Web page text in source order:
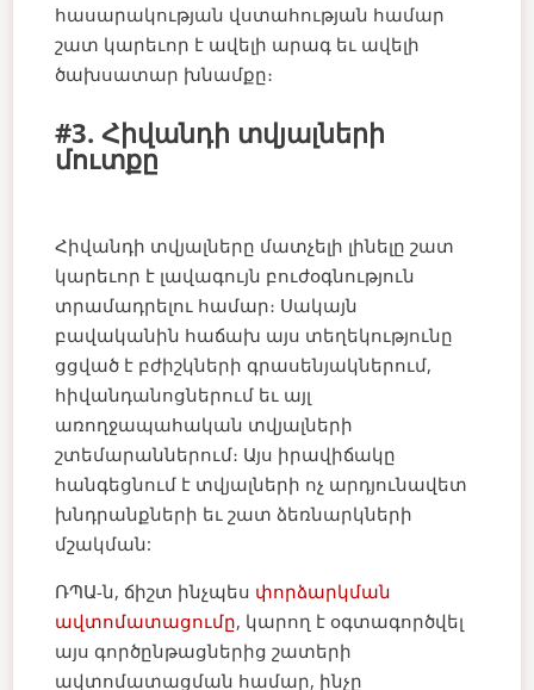
հասարակության վստահության համար
շատ կարեւոր է ավելի արագ եւ ավելի
ծախսատար խնամքը։
#3. Հիվանդի տվյալների
մուտքը
Հիվանդի տվյալները մատչելի լինելը շատ
կարեւոր է լավագույն բուժօգնություն
տրամադրելու համար։ Սակայն
բավականին հաճախ այս տեղեկությունը
ցցված է բժիշկների գրասենյակներում,
հիվանդանոցներում եւ այլ
առողջապահական տվյալների
շտեմարաններում։ Այս իրավիճակը
հանգեցնում է տվյալների ոչ արդյունավետ
խնդրանքների եւ շատ ձեռնարկների
մշակման:
ՌՊԱ-ն, ճիշտ ինչպես փորձարկման
ավտոմատացումը, կարող է օգտագործվել
այս գործընթացներից շատերի
ավտոմատացման համար, ինչը